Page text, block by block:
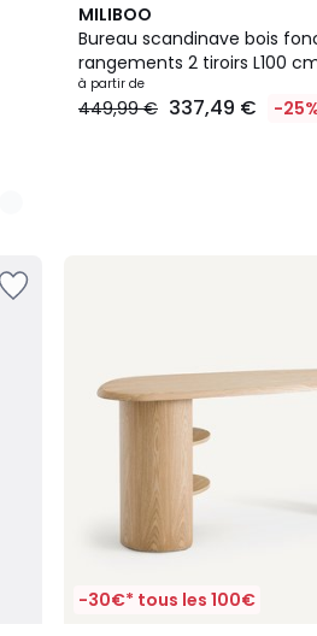
MILIBOO
Bureau scandinave bois
rangements 2 tiroirs L100 cm
à partir de
449,99 € 337,49 € -
3
Couleurs
-30€* tous les 100€